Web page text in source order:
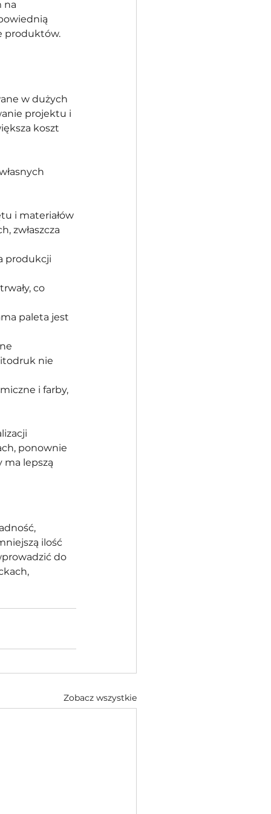
na
produktów.
w dużych
projektu i
koszt
i materiałów
zwłaszcza
produkcji
co
paleta jest
nie
i farby,
ponownie
ma lepszą
ilość
do
Zobacz wszystkie